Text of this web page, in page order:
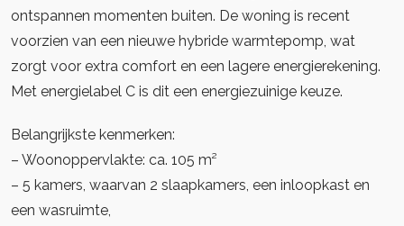
ontspannen momenten buiten. De woning is recent
voorzien van een nieuwe hybride warmtepomp, wat
zorgt voor extra comfort en een lagere energierekening.
Met energielabel C is dit een energiezuinige keuze.
Belangrijkste kenmerken:
– Woonoppervlakte: ca. 105 m²
– 5 kamers, waarvan 2 slaapkamers, een inloopkast en
een wasruimte,